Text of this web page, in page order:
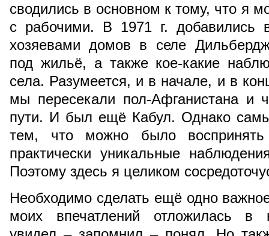
сводились в основном к тому, что я
с рабочими. В 1971 г. добавились
хозяевами домов в селе
под жильё, а также кое-какие
села. Разумеется, и в начале, и в
мы пересекали пол-Афганистана и
пути. И был ещё Кабул. Однако
тем, что можно было
практически уникальные
Поэтому здесь я целиком
Необходимо сделать ещё одно
моих впечатлений отложилась в